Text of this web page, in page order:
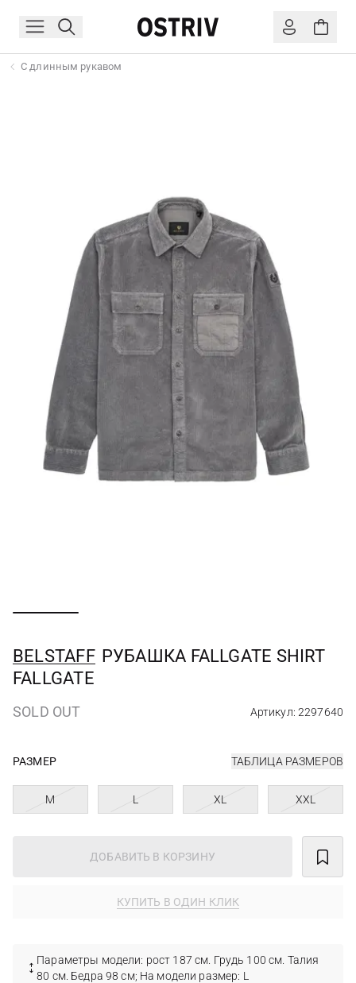
С длинным рукавом
BELSTAFF РУБАШКА FALLGATE SHIRT
FALLGATE
SOLD OUT Артикул: 2297640
РАЗМЕР ТАБЛИЦА РАЗМЕРОВ
M L XL XXL
ДОБАВИТЬ В КОРЗИНУ
КУПИТЬ В ОДИН КЛИК
Параметры модели: рост 187 см. Грудь 100 см. Талия
80 см. Бедра 98 см; На модели размер: L